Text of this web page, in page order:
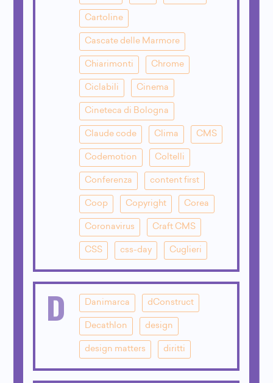
Cartoline
Cascate delle Marmore
Chiarimonti Chrome
Ciclabili Cinema
Cineteca di Bologna
Claude code Clima CMS
Codemotion Coltelli
Conferenza content first
Coop Copyright Corea
Coronavirus Craft CMS
CSS css-day Cuglieri
D Danimarca dConstruct
Decathlon design
design matters diritti